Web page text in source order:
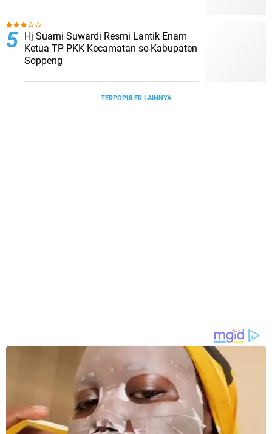
Hj Suarni Suwardi Resmi Lantik Enam
Ketua TP PKK Kecamatan se-Kabupaten
Soppeng
TERPOPULER LAINNYA